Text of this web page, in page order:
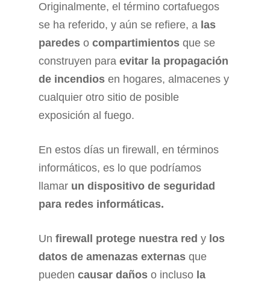
Originalmente, el término cortafuegos
se ha referido, y aún se refiere, a las
paredes o compartimientos que se
construyen para evitar la propagación
de incendios en hogares, almacenes y
cualquier otro sitio de posible
exposición al fuego.
En estos días un firewall, en términos
informáticos, es lo que podríamos
llamar un dispositivo de seguridad
para redes informáticas.
Un firewall protege nuestra red y los
datos de amenazas externas que
pueden causar daños o incluso la